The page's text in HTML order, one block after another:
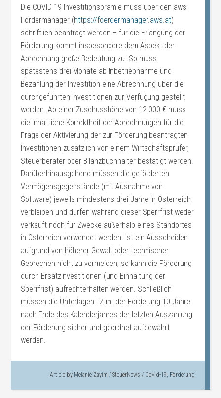
Die COVID-19-Investitionsprämie muss über den aws-
Fördermanager (https://foerdermanager.aws.at)
schriftlich beantragt werden – für die Erlangung der
Förderung kommt insbesondere dem Aspekt der
Abrechnung große Bedeutung zu. So muss
spätestens drei Monate ab Inbetriebnahme und
Bezahlung der Investition eine Abrechnung über die
durchgeführten Investitionen zur Verfügung gestellt
werden. Ab einer Zuschusshöhe von 12.000 € muss
die inhaltliche Korrektheit der Abrechnungen für die
Frage der Aktivierung der zur Förderung beantragten
Investitionen zusätzlich von einem Wirtschaftsprüfer,
Steuerberater oder Bilanzbuchhalter bestätigt werden.
Darüberhinausgehend müssen die geförderten
Vermögensgegenstände (mit Ausnahme von
Software) jeweils mindestens drei Jahre in Österreich
verbleiben und dürfen während dieser Sperrfrist weder
verkauft noch für Zwecke außerhalb eines Standortes
in Österreich verwendet werden. Ist ein Ausscheiden
aufgrund von höherer Gewalt oder technischer
Gebrechen nicht zu vermeiden, so kann die Förderung
durch Ersatzinvestitionen (und Einhaltung der
Sperrfrist) aufrechterhalten werden. Schließlich
müssen die Unterlagen i.Z.m. der Förderung 10 Jahre
nach Ende des Kalenderjahres der letzten Auszahlung
der Förderung sicher und geordnet aufbewahrt
werden.
Article by Melanie Zayim / SteuerNews / Covid-19, Förderung